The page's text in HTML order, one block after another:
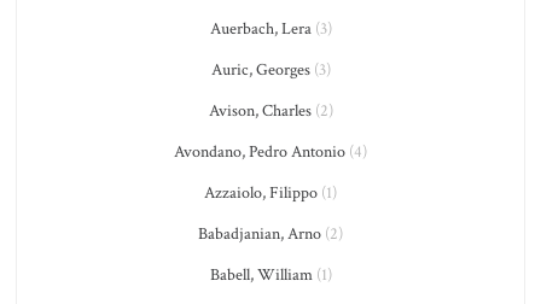
Auerbach, Lera(3)
Auric, Georges(3)
Avison, Charles(2)
Avondano, Pedro Antonio (4)
Azzaiolo, Filippo (1)
Babadjanian, Arno (2)
Babell, William(1)